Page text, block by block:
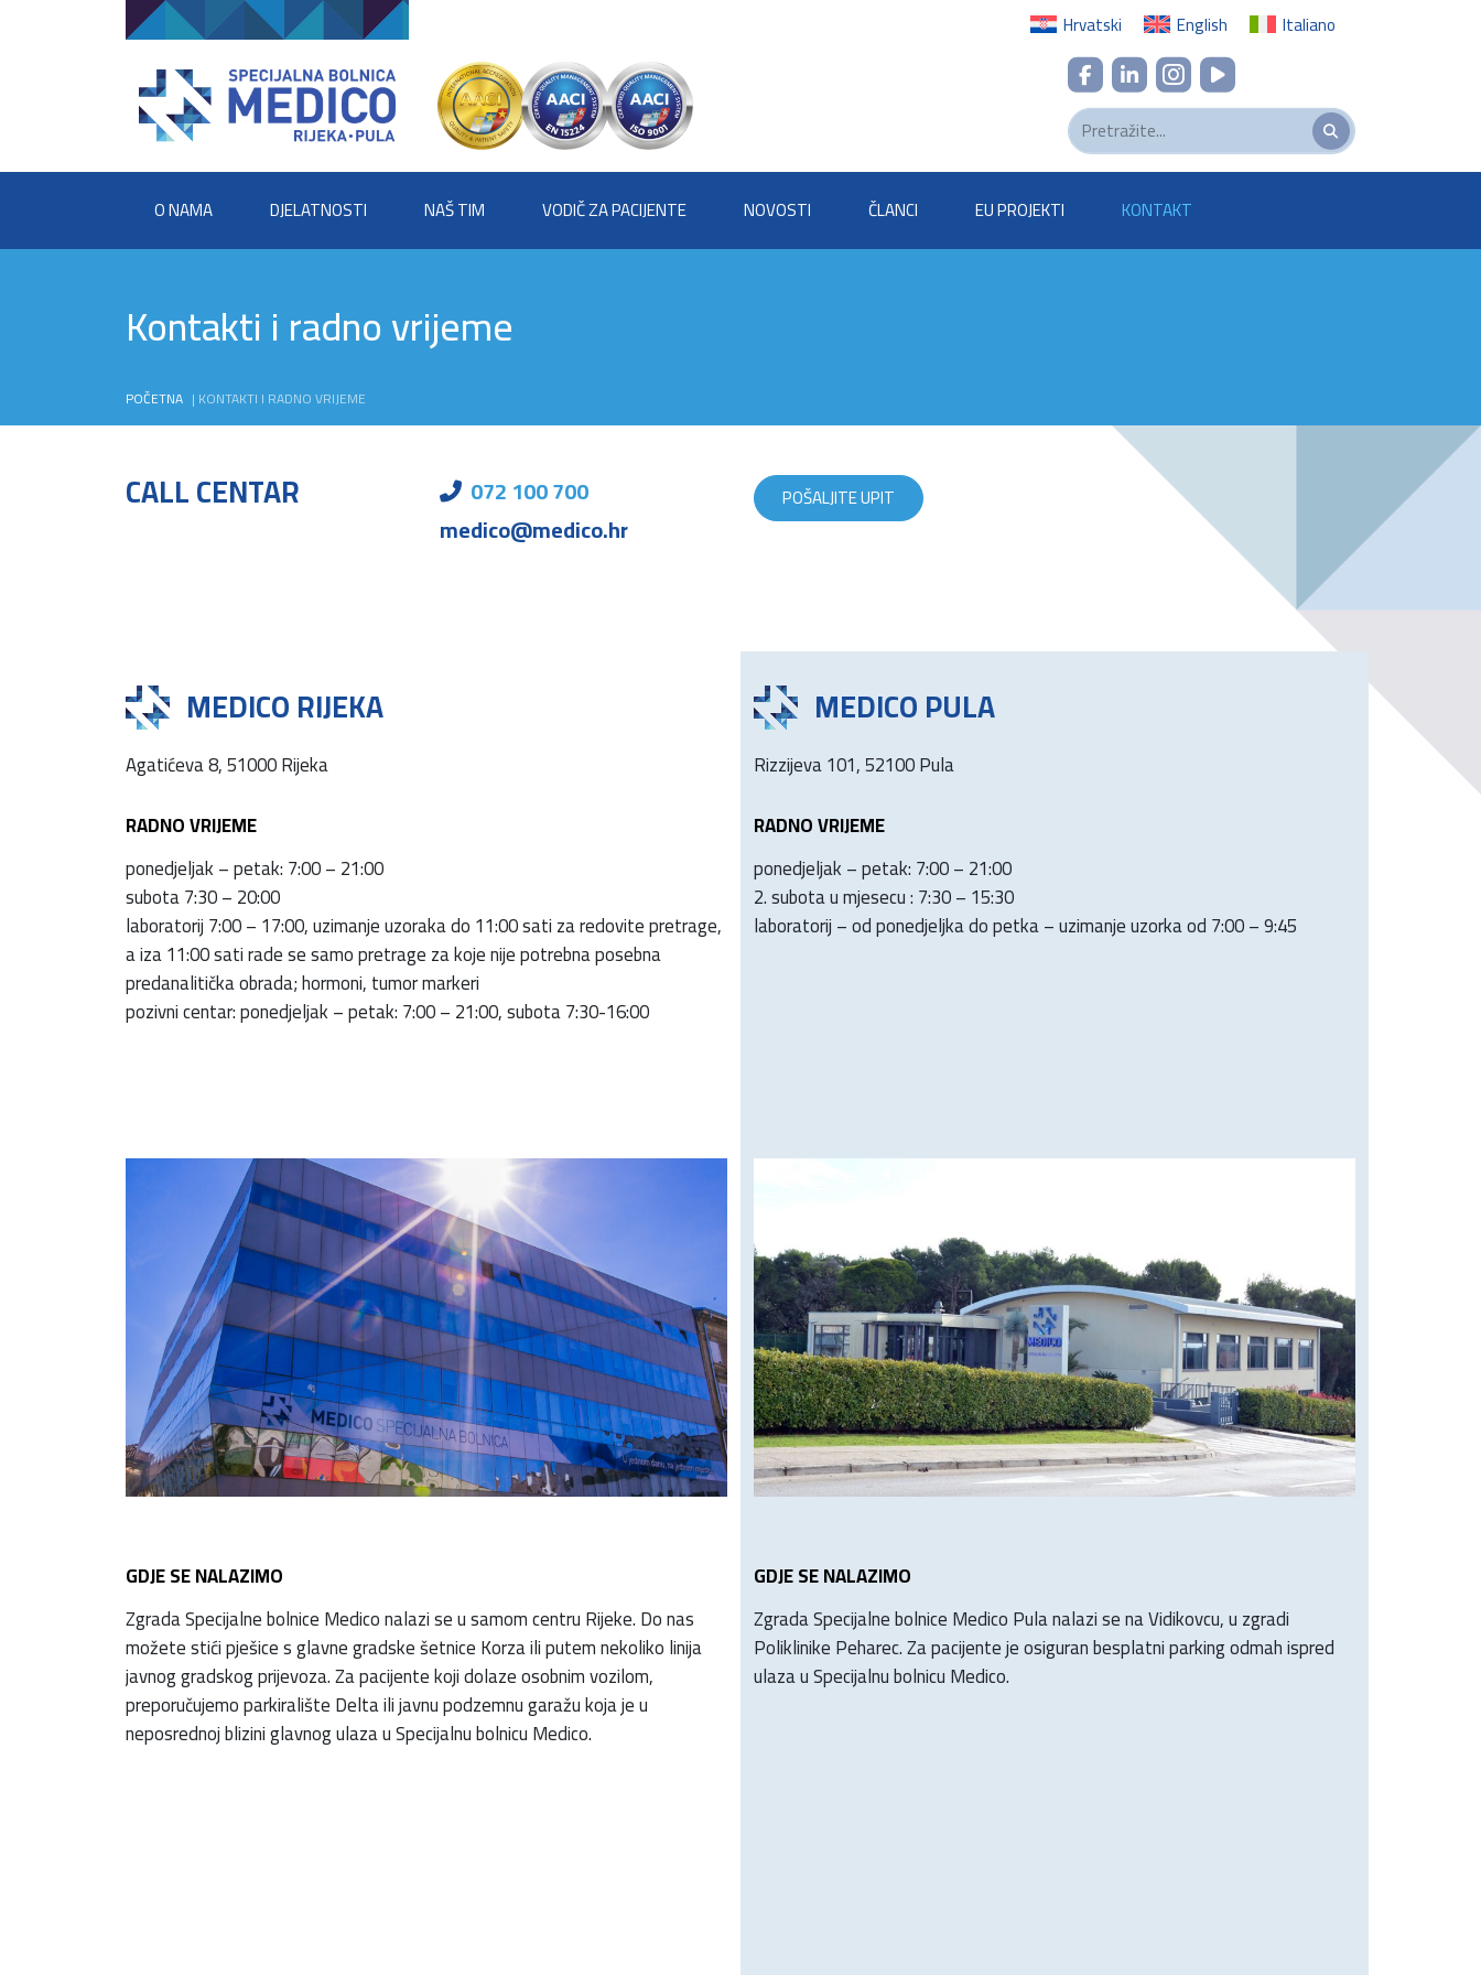
Hrvatski English Italiano
O NAMA DJELATNOSTI NAŠ TIM VODIČ ZA PACIJENTE NOVOSTI ČLANCI EU PROJEKTI KONTAKT
Kontakti i radno vrijeme
POČETNA | KONTAKTI I RADNO VRIJEME
CALL CENTAR
072 100 700
medico@medico.hr
POŠALJITE UPIT
MEDICO RIJEKA
Agatićeva 8, 51000 Rijeka
RADNO VRIJEME
ponedjeljak – petak: 7:00 – 21:00
subota 7:30 – 20:00
laboratorij 7:00 – 17:00, uzimanje uzoraka do 11:00 sati za redovite pretrage,
a iza 11:00 sati rade se samo pretrage za koje nije potrebna posebna
predanalitička obrada; hormoni, tumor markeri
pozivni centar: ponedjeljak – petak: 7:00 – 21:00, subota 7:30-16:00
GDJE SE NALAZIMO
Zgrada Specijalne bolnice Medico nalazi se u samom centru Rijeke. Do nas
možete stići pješice s glavne gradske šetnice Korza ili putem nekoliko linija
javnog gradskog prijevoza. Za pacijente koji dolaze osobnim vozilom,
preporučujemo parkiralište Delta ili javnu podzemnu garažu koja je u
neposrednoj blizini glavnog ulaza u Specijalnu bolnicu Medico.
MEDICO PULA
Rizzijeva 101, 52100 Pula
RADNO VRIJEME
ponedjeljak – petak: 7:00 – 21:00
2. subota u mjesecu : 7:30 – 15:30
laboratorij – od ponedjeljka do petka – uzimanje uzorka od 7:00 – 9:45
GDJE SE NALAZIMO
Zgrada Specijalne bolnice Medico Pula nalazi se na Vidikovcu, u zgradi
Poliklinike Peharec. Za pacijente je osiguran besplatni parking odmah ispred
ulaza u Specijalnu bolnicu Medico.